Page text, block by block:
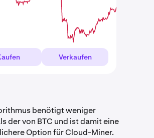
Verkaufen
benötigt weniger
der von BTC und ist damit eine
Option für Cloud-Miner.